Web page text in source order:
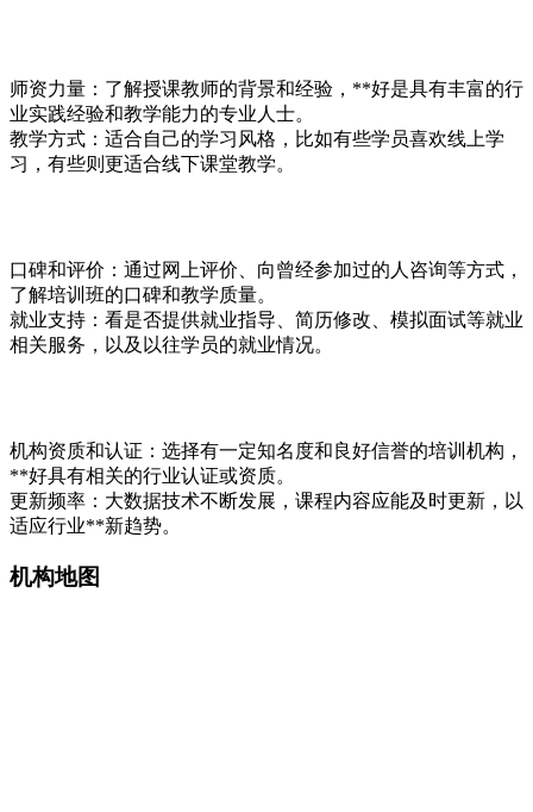
师资力量：了解授课教师的背景和经验，**好是具有丰富的行
业实践经验和教学能力的专业人士。
教学方式：适合自己的学习风格，比如有些学员喜欢线上学
习，有些则更适合线下课堂教学。
口碑和评价：通过网上评价、向曾经参加过的人咨询等方式，
了解培训班的口碑和教学质量。
就业支持：看是否提供就业指导、简历修改、模拟面试等就业
相关服务，以及以往学员的就业情况。
机构资质和认证：选择有一定知名度和良好信誉的培训机构，
**好具有相关的行业认证或资质。
更新频率：大数据技术不断发展，课程内容应能及时更新，以
适应行业**新趋势。
机构地图